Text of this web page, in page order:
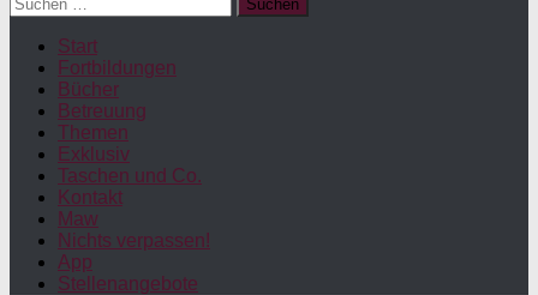
nach:
Start
Fortbildungen
Bücher
Betreuung
Themen
Exklusiv
Taschen und Co.
Kontakt
Maw
Nichts verpassen!
App
Stellenangebote